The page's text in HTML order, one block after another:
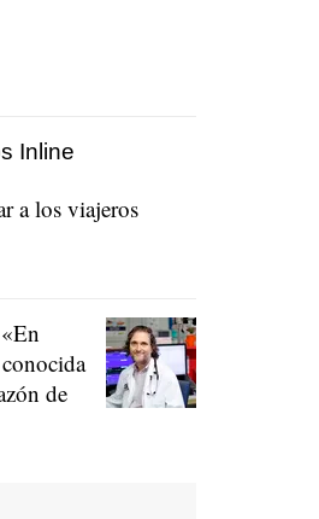
a los viajeros
de